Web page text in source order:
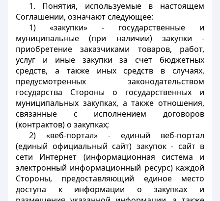
1. Понятия, используемые в настоящем
Соглашении, означают следующее:
1) «закупки» - государственные и
муниципальные (при наличии) закупки -
приобретение заказчиками товаров, работ,
услуг и иные закупки за счет бюджетных
средств, а также иных средств в случаях,
предусмотренных законодательством
государства Стороны о государственных и
муниципальных закупках, а также отношения,
связанные с исполнением договоров
(контрактов) о закупках;
2) «веб-портал» - единый веб-портал
(единый официальный сайт) закупок - сайт в
сети Интернет (информационная система и
электронный информационный ресурс) каждой
Стороны, предоставляющий единое место
доступа к информации о закупках и